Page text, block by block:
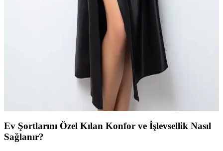
Şıklık ve konforu bir arada sunan Penti Quinn Siyah Gömlek
Pantolon Pijama Takımı, hafif dokuma kumaşı ve modern
tasarımıyla evde ve misafirlikte tercih edilir.
Miorre Bihter Sırt Dekolteli Güpürlü Saten Gecelik:
Şıklık ve Konforun Buluşması
Miorre Bihter sırt dekolteli güpürlü saten gecelik, şık tasarımı ve
yumuşak kumaşıyla konforu bir araya getiriyor. Ayarlanabilir askılar
ve nefes alabilir tül detaylarıyla rahat kullanım sunar.
Ev Şortlarını Özel Kılan Konfor ve İşlevsellik Nasıl
Sağlanır?